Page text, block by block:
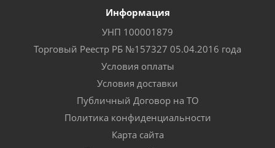
Информация
УНП 100001879
Торговый Реестр РБ №157327 05.04.2016 года
Условия оплаты
Условия доставки
Публичный Договор на ТО
Политика конфиденциальности
Карта сайта